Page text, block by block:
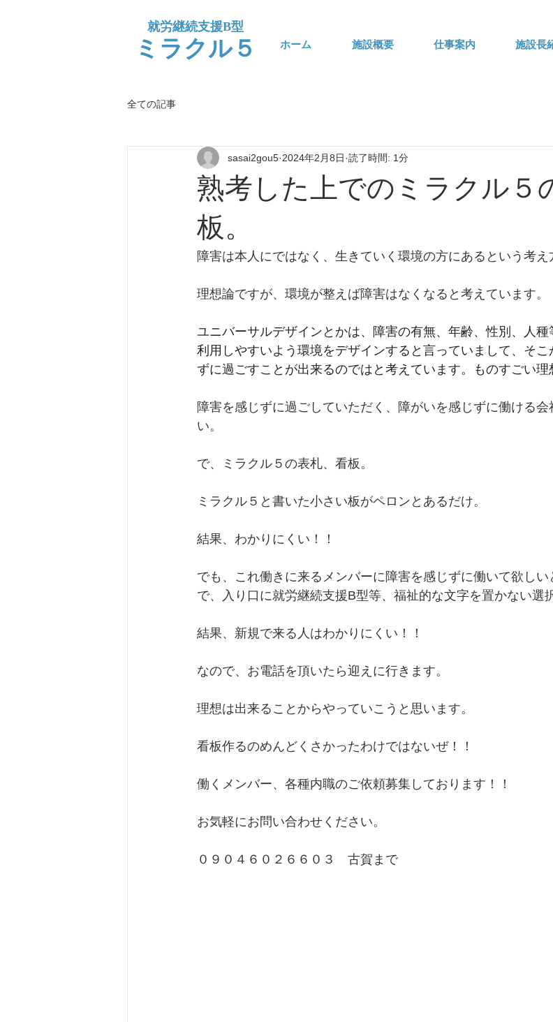
​就労継続支援B型
​ミラクル５ ホーム 施設概要 仕事案内 施設長
全ての記事
熟考した上でのミラクル５
板。
sasai2gou5 2024年2月8日 読了時間: 1分
障害は本人にではなく、生きていく環境の方にあるという考え
理想論ですが、環境が整えば障害はなくなると考えています。
ユニバーサルデザインとかは、障害の有無、年齢、性別、人
利用しやすいよう環境をデザインすると言っていまして、そ
ずに過ごすことが出来るのではと考えています。ものすごい理
障害を感じずに過ごしていただく、障がいを感じずに働ける
い。
で、ミラクル５の表札、看板。
ミラクル５と書いた小さい板がペロンとあるだけ。
結果、わかりにくい！！
でも、これ働きに来るメンバーに障害を感じずに働いて欲し
で、入り口に就労継続支援B型等、福祉的な文字を置かない選
結果、新規で来る人はわかりにくい！！
なので、お電話を頂いたら迎えに行きます。
理想は出来ることからやっていこうと思います。
看板作るのめんどくさかったわけではないぜ！！
働くメンバー、各種内職のご依頼募集しております！！
お気軽にお問い合わせください。
０９０４６０２６６０３　古賀まで